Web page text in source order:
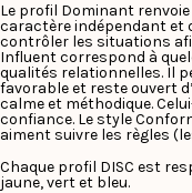
Le profil Dominant
caractère indépendant et
contrôler les situations
Influent correspond à
qualités relationnelles. Il
favorable et reste ouvert
calme et méthodique.
confiance. Le style
aiment suivre les règles
Chaque profil DISC est
jaune, vert et bleu.